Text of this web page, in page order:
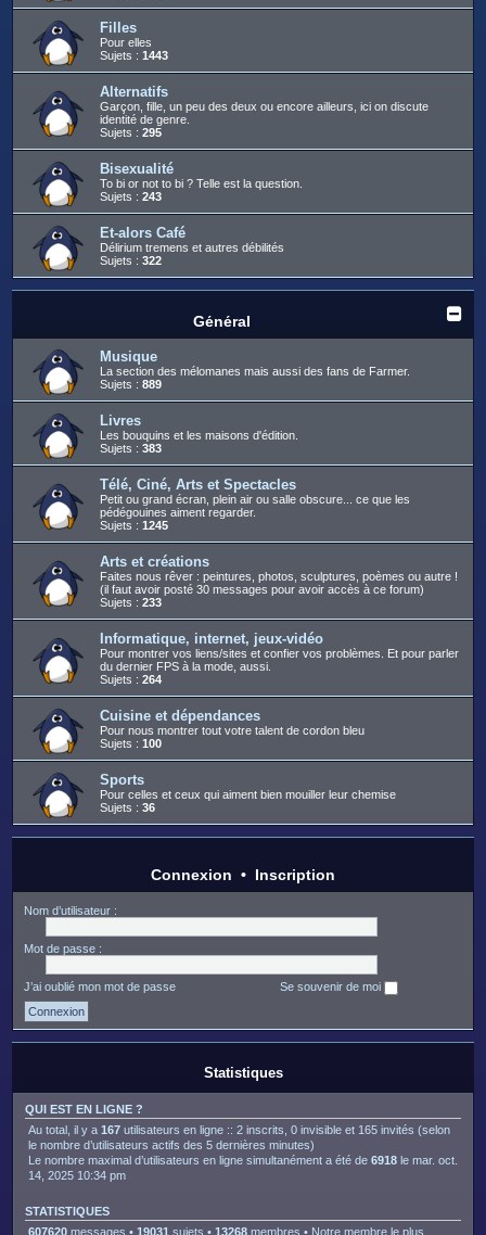
Filles
Pour elles
Sujets : 1443
Alternatifs
Garçon, fille, un peu des deux ou encore ailleurs, ici on discute
identité de genre.
Sujets : 295
Bisexualité
To bi or not to bi ? Telle est la question.
Sujets : 243
Et-alors Café
Délirium tremens et autres débilités
Sujets : 322
Général
Musique
La section des mélomanes mais aussi des fans de Farmer.
Sujets : 889
Livres
Les bouquins et les maisons d'édition.
Sujets : 383
Télé, Ciné, Arts et Spectacles
Petit ou grand écran, plein air ou salle obscure... ce que les
pédégouines aiment regarder.
Sujets : 1245
Arts et créations
Faites nous rêver : peintures, photos, sculptures, poèmes ou autre !
(il faut avoir posté 30 messages pour avoir accès à ce forum)
Sujets : 233
Informatique, internet, jeux-vidéo
Pour montrer vos liens/sites et confier vos problèmes. Et pour parler
du dernier FPS à la mode, aussi.
Sujets : 264
Cuisine et dépendances
Pour nous montrer tout votre talent de cordon bleu
Sujets : 100
Sports
Pour celles et ceux qui aiment bien mouiller leur chemise
Sujets : 36
Connexion • Inscription
Nom d’utilisateur :
Mot de passe :
J’ai oublié mon mot de passe Se souvenir de moi
Statistiques
QUI EST EN LIGNE ?
Au total, il y a 167 utilisateurs en ligne :: 2 inscrits, 0 invisible et 165 invités (selon
le nombre d’utilisateurs actifs des 5 dernières minutes)
Le nombre maximal d’utilisateurs en ligne simultanément a été de 6918 le mar. oct.
14, 2025 10:34 pm
STATISTIQUES
607620 messages • 19031 sujets • 13268 membres • Notre membre le plus